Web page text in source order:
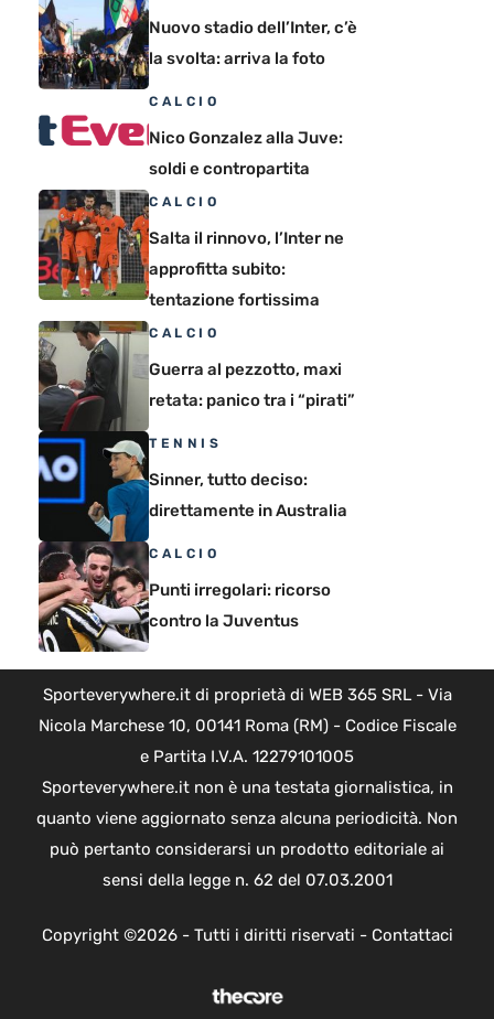
Nuovo stadio dell’Inter, c’è
la svolta: arriva la foto
CALCIO
Nico Gonzalez alla Juve:
soldi e contropartita
CALCIO
Salta il rinnovo, l’Inter ne
approfitta subito:
tentazione fortissima
CALCIO
Guerra al pezzotto, maxi
retata: panico tra i “pirati”
TENNIS
Sinner, tutto deciso:
direttamente in Australia
CALCIO
Punti irregolari: ricorso
contro la Juventus
Sporteverywhere.it di proprietà di WEB 365 SRL - Via
Nicola Marchese 10, 00141 Roma (RM) - Codice Fiscale
e Partita I.V.A. 12279101005
Sporteverywhere.it non è una testata giornalistica, in
quanto viene aggiornato senza alcuna periodicità. Non
può pertanto considerarsi un prodotto editoriale ai
sensi della legge n. 62 del 07.03.2001
Copyright ©2026 - Tutti i diritti riservati - Contattaci